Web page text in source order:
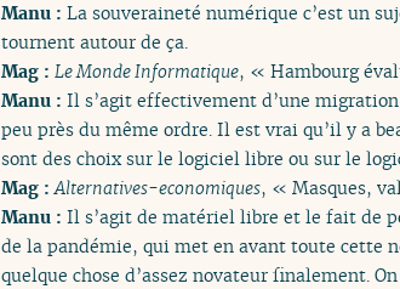
Manu : La souveraineté numérique c’est un
tournent autour de ça.
Mag : Le Monde Informatique, « Hambourg
Manu : Il s’agit effectivement d’une
peu près du même ordre. Il est vrai qu’il y a
sont des choix sur le logiciel libre ou sur le
Mag :Alternatives-economiques, « Masques,
Manu : Il s’agit de matériel libre et le fait de
de la pandémie, qui met en avant toute cette
quelque chose d’assez novateur finalement.